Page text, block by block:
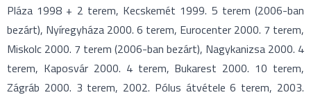
Pláza 1998 + 2 terem, Kecskemét 1999. 5 terem (2006-ban
bezárt), Nyíregyháza 2000. 6 terem, Eurocenter 2000. 7 terem,
Miskolc 2000. 7 terem (2006-ban bezárt), Nagykanizsa 2000. 4
terem, Kaposvár 2000. 4 terem, Bukarest 2000. 10 terem,
Zágráb 2000. 3 terem, 2002. Pólus átvétele 6 terem, 2003.